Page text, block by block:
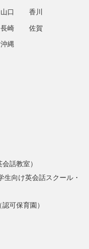
山口 香川
長崎 佐賀
沖縄
話教室）
生向け英会話スクール・
可保育園）